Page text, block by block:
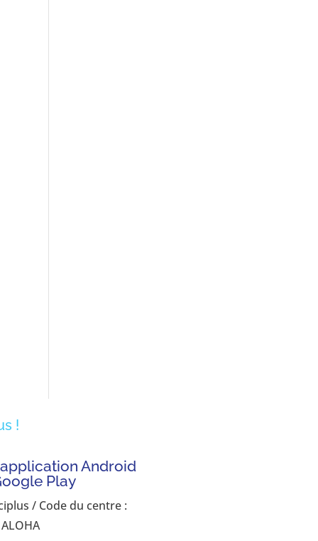
!
Android
Play
/ Code du centre :
ALOHA